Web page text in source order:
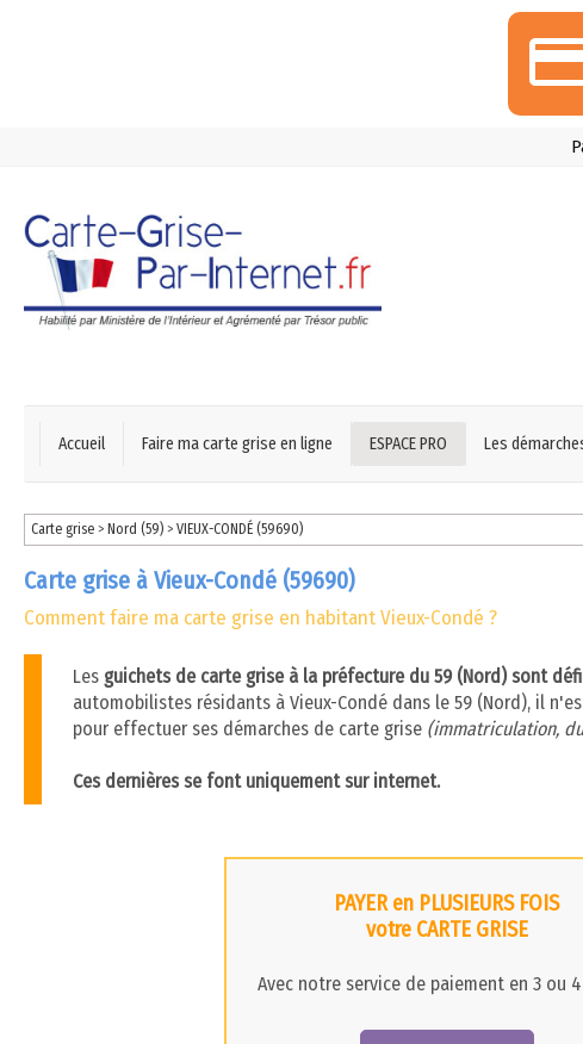
Accueil Faire ma carte grise en ligne ESPACE PRO Les
Carte grise > Nord (59)>VIEUX-CONDÉ (59690)
Carte grise à Vieux-Condé (59690)
Comment faire ma carte grise en habitant Vieux-Condé ?
Les guichets de carte grise à la préfecture du 59 (Nord) sont
automobilistes résidants à Vieux-Condé dans le 59 (Nord), il
pour effectuer ses démarches de carte grise (immatriculation,
Ces dernières se font uniquement sur internet.
PAYER en PLUSIEURS FOIS
votre CARTE GRISE
Avec notre service de paiement en 3 ou